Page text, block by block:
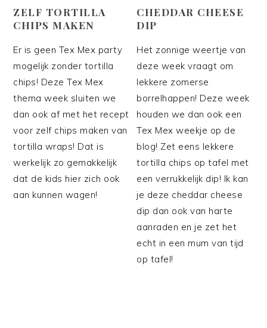
ZELF TORTILLA
CHIPS MAKEN
Er is geen Tex Mex party
mogelijk zonder tortilla
chips! Deze Tex Mex
thema week sluiten we
dan ook af met het recept
voor zelf chips maken van
tortilla wraps! Dat is
werkelijk zo gemakkelijk
dat de kids hier zich ook
aan kunnen wagen!
CHEDDAR CHEESE
DIP
Het zonnige weertje van
deze week vraagt om
lekkere zomerse
borrelhappen! Deze week
houden we dan ook een
Tex Mex weekje op de
blog! Zet eens lekkere
tortilla chips op tafel met
een verrukkelijk dip! Ik kan
je deze cheddar cheese
dip dan ook van harte
aanraden en je zet het
echt in een mum van tijd
op tafel!